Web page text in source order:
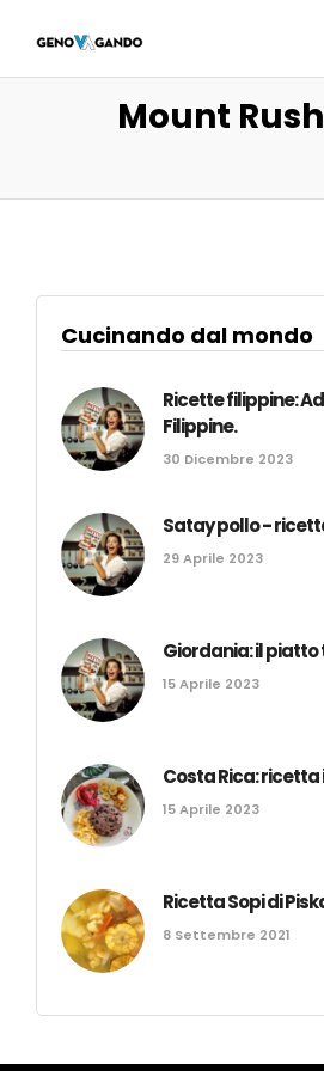
Mount
Cucinando dal mondo
Ricette filippine:
Filippine.
30 Dicembre 2023
Satay pollo -
29 Aprile 2023
Giordania: il
15 Aprile 2023
Costa Rica: ricetta
15 Aprile 2023
Ricetta Sopi di
8 Settembre 2021